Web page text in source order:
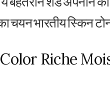
चयन भारतीय स्किन
Color Riche